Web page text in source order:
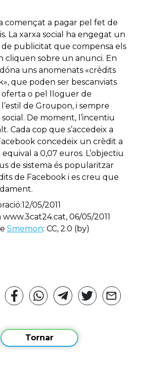
començat a pagar pel fet de
La xarxa social ha engegat un
de publicitat que compensa els
cliquen sobre un anunci. En
uns anomenats «crèdits
que poden ser bescanviats
oferta o pel lloguer de
l’estil de Groupon, i sempre
De moment, l’incentiu
Cada cop que s’accedeix a
concedeix un crèdit a
equival a 0,07 euros. L’objectiu
de sistema és popularitzar
de Facebook i es creu que
05/2011
06/05/2011
Smemon: CC, 2.0 (by)
Tornar